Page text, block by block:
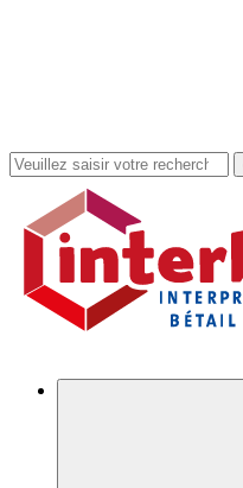
Rechercher
dans
site